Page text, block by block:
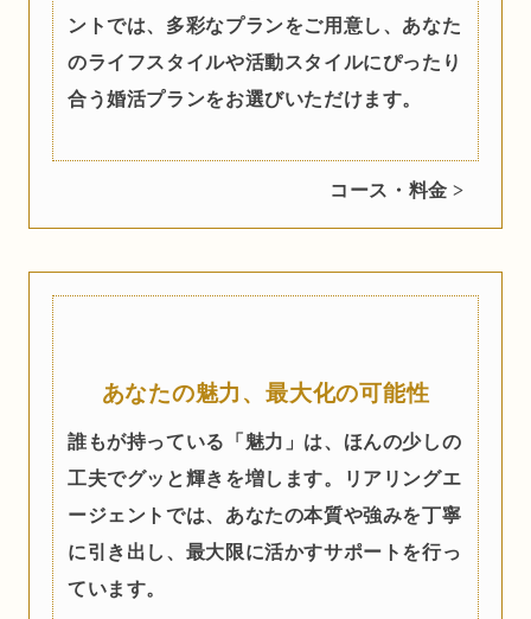
ントでは、多彩なプランをご用意し、あなた
のライフスタイルや活動スタイルにぴったり
合う婚活プランをお選びいただけます。
コース・料金 >
あなたの魅力、最大化の可能性
誰もが持っている「魅力」は、ほんの少しの
工夫でグッと輝きを増します。リアリングエ
ージェントでは、あなたの本質や強みを丁寧
に引き出し、最大限に活かすサポートを行っ
ています。